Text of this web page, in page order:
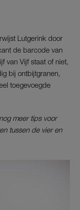
Lutgerink door
de barcode van
van Vijf staat of niet,
bij ontbijtgranen,
toegevoegde
meer tips voor
tussen de vier en